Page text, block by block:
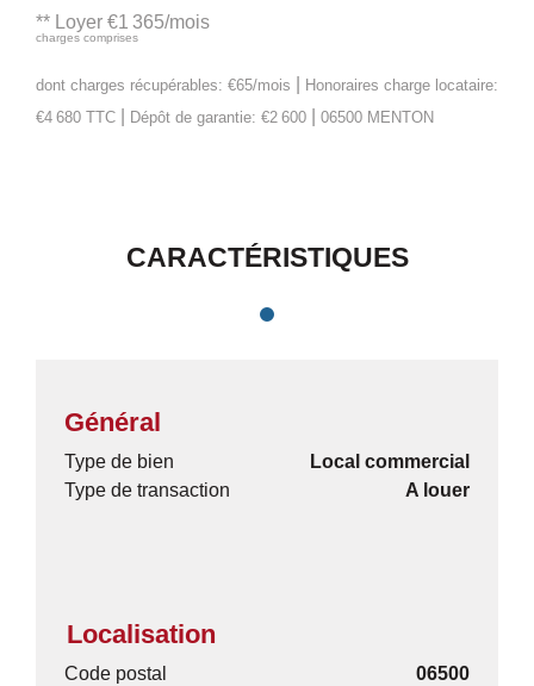
** Loyer €1 365/mois
charges comprises
dont charges récupérables: €65/mois
Honoraires charge locataire:
€4 680 TTC
Dépôt de garantie: €2 600 06500 MENTON
CARACTÉRISTIQUES
Général
Type de bien
Local commercial
Type de transaction
A louer
Localisation
Code postal
06500